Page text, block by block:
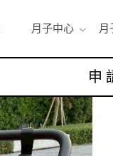
月子中心 月
申